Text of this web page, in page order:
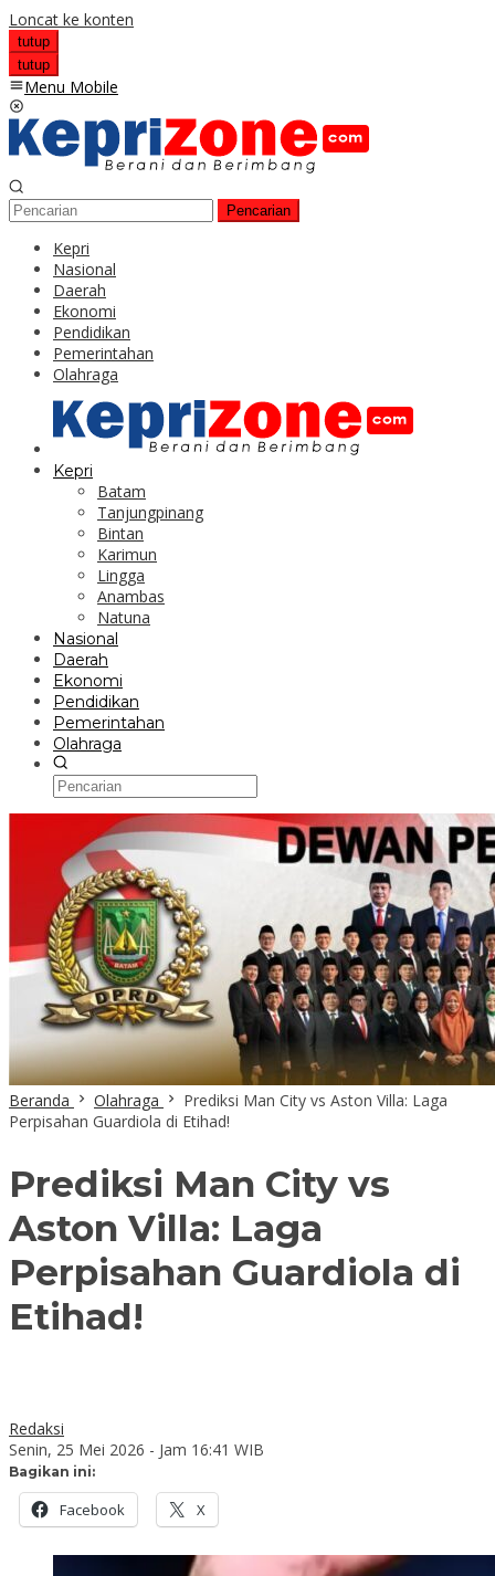
Loncat ke konten
tutup
tutup
Menu Mobile
Pencarian
Kepri
Nasional
Daerah
Ekonomi
Pendidikan
Pemerintahan
Olahraga
Kepri
Batam
Tanjungpinang
Bintan
Karimun
Lingga
Anambas
Natuna
Nasional
Daerah
Ekonomi
Pendidikan
Pemerintahan
Olahraga
Beranda Olahraga
Prediksi Man City vs Aston Villa: Laga
Perpisahan Guardiola di Etihad!
Prediksi Man City vs
Aston Villa: Laga
Perpisahan Guardiola di
Etihad!
Redaksi
Senin, 25 Mei 2026 - Jam 16:41 WIB
Bagikan ini:
Facebook X